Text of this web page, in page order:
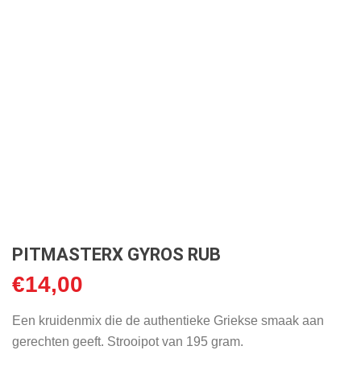
PITMASTERX GYROS RUB
€14,00
Een kruidenmix die de authentieke Griekse smaak aan
gerechten geeft. Strooipot van 195 gram.